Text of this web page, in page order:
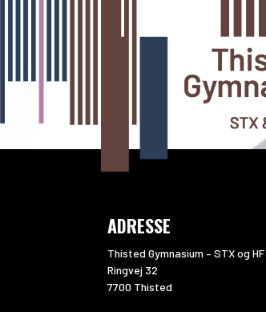
ADRESSE
Thisted Gymnasium – STX og HF
Ringvej 32
7700 Thisted